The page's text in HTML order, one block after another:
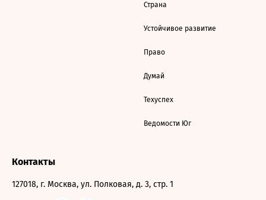
Страна
Устойчивое развитие
Право
Думай
Техуспех
Ведомости Юг
Контакты
127018, г. Москва, ул. Полковая, д. 3, стр. 1